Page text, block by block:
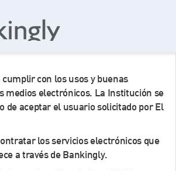
cumplir con los usos y buenas
medios electrónicos. La Institución se
de aceptar el usuario solicitado por El
los servicios electrónicos que
a través de Bankingly.